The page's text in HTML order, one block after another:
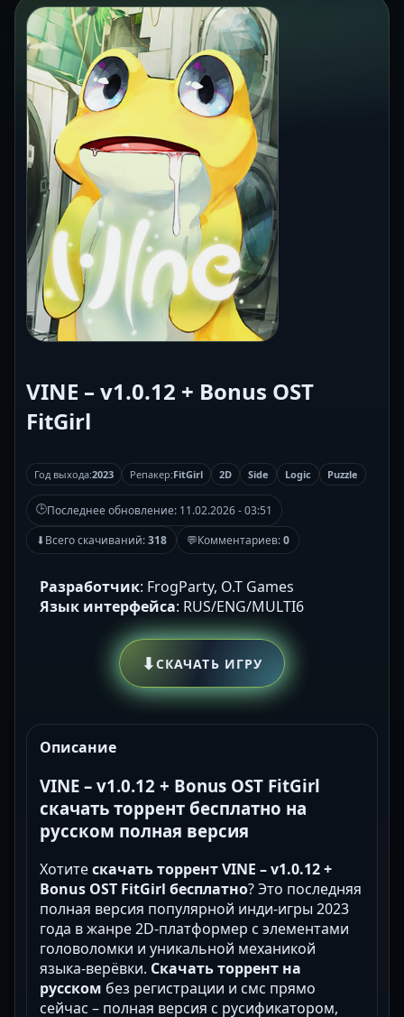
VINE – v1.0.12 + Bonus OST
FitGirl
Год выхода:2023 Репакер:FitGirl 2D Side Logic Puzzle
🕒Последнее обновление: 11.02.2026 - 03:51
⬇Всего скачиваний:318 💬Комментариев:0
Разработчик: FrogParty, O.T Games
Язык интерфейса: RUS/ENG/MULTI6
⬇СКАЧАТЬ ИГРУ
Описание
VINE – v1.0.12 + Bonus OST FitGirl
скачать торрент бесплатно на
русском полная версия
Хотитескачать торрент VINE – v1.0.12 +
Bonus OST FitGirl бесплатно? Это последняя
полная версия популярной инди-игры 2023
года в жанре 2D-платформер с элементами
головоломки и уникальной механикой
языка-верёвки. Скачать торрент на
русском без регистрации и смс прямо
сейчас – полная версия с русификатором,